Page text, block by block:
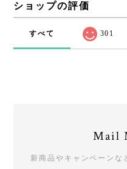
ショップの評価
すべて 301
Mail
新商品やキャンペーンな